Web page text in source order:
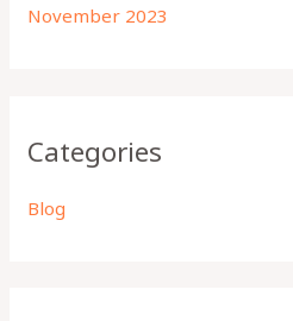
November 2023
Categories
Blog